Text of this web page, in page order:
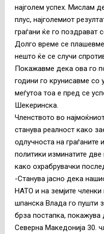
најголем успех. Мислам
плус, најголемиот
граѓани ќе го поздрават
Долго време се
нешто ќе се случи
Покажавме дека ова го
години го крунисавме со
меѓутоа тоа е пред се
Шекеринска.
Членството во
станува реалност како
одлучноста на
политики изминатите
како охрабрувачки
-Станува јасно дека
НАТО и на земјите
шпанска Влада го пушти
брза постапка, покажува
Северна Македонија 30.